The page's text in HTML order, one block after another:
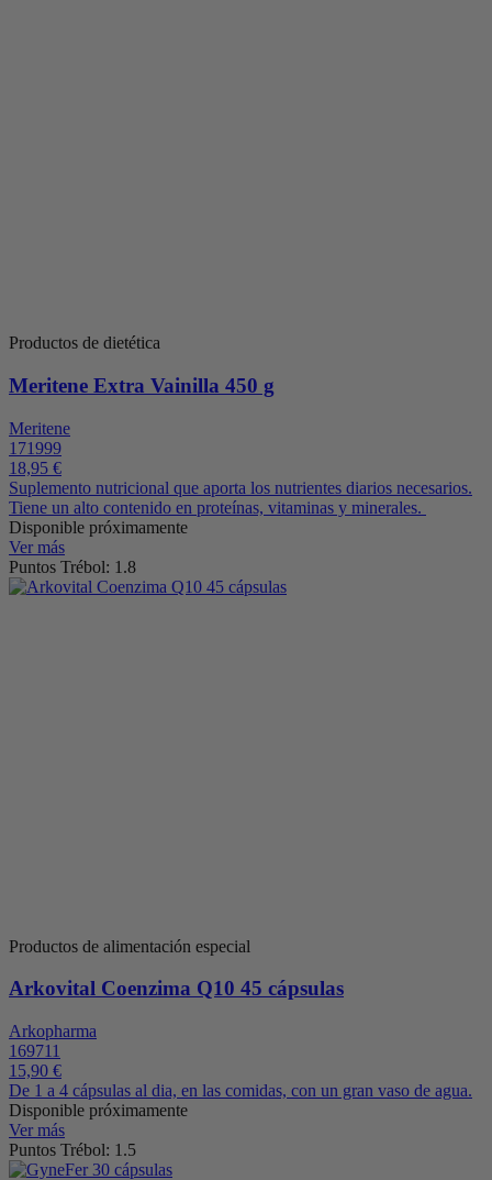
Productos de dietética
Meritene Extra Vainilla 450 g
Meritene
171999
18,95 €
Suplemento nutricional que aporta los nutrientes diarios necesarios.
Tiene un alto contenido en proteínas, vitaminas y minerales.
Disponible próximamente
Ver más
Puntos Trébol: 1.8
Productos de alimentación especial
Arkovital Coenzima Q10 45 cápsulas
Arkopharma
169711
15,90 €
De 1 a 4 cápsulas al dia, en las comidas, con un gran vaso de agua.
Disponible próximamente
Ver más
Puntos Trébol: 1.5